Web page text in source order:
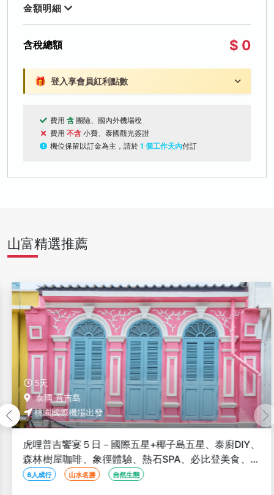
金額明細
含稅總額 $ 0
🎁 登入享會員紅利點數
費用 含 團險、國內外機場稅
費用 不含 小費、泰國觀光簽證
機位保留以訂金為主，請於 1 個工作天內付訂
山富精選推薦
5天
泰國 普吉島
桃園國際機場出發
虎哩普吉饗宴５日－國際五星+椰子島五星、泰廚DIY、
森林樹屋咖啡、象徑體驗、熱石SPA、必比登美食、６
人成行、無購物
6人成行 山水名勝 自然生態